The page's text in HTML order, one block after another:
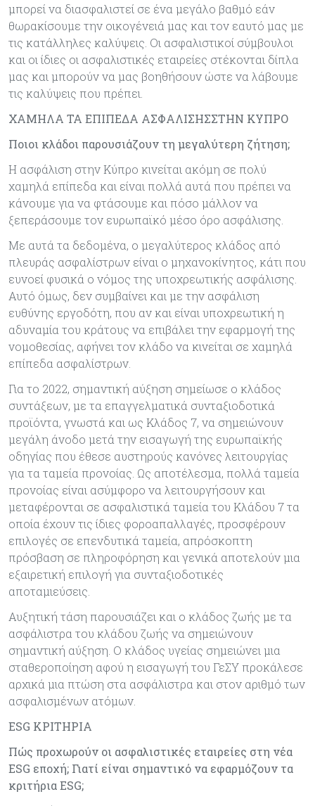
μπορεί να διασφαλιστεί σε ένα μεγάλο βαθμό εάν
θωρακίσουμε την οικογένειά μας και τον εαυτό μας με
τις κατάλληλες καλύψεις. Οι ασφαλιστικοί σύμβουλοι
και οι ίδιες οι ασφαλιστικές εταιρείες στέκονται δίπλα
μας και μπορούν να μας βοηθήσουν ώστε να λάβουμε
τις καλύψεις που πρέπει.
ΧΑΜΗΛΑ ΤΑ ΕΠΙΠΕΔΑ ΑΣΦΑΛΙΣΗΣΣΤΗΝ ΚΥΠΡΟ
Ποιοι κλάδοι παρουσιάζουν τη μεγαλύτερη ζήτηση;
Η ασφάλιση στην Κύπρο κινείται ακόμη σε πολύ
χαμηλά επίπεδα και είναι πολλά αυτά που πρέπει να
κάνουμε για να φτάσουμε και πόσο μάλλον να
ξεπεράσουμε τον ευρωπαϊκό μέσο όρο ασφάλισης.
Με αυτά τα δεδομένα, ο μεγαλύτερος κλάδος από
πλευράς ασφαλίστρων είναι ο μηχανοκίνητος, κάτι που
ευνοεί φυσικά ο νόμος της υποχρεωτικής ασφάλισης.
Αυτό όμως, δεν συμβαίνει και με την ασφάλιση
ευθύνης εργοδότη, που αν και είναι υποχρεωτική η
αδυναμία του κράτους να επιβάλει την εφαρμογή της
νομοθεσίας, αφήνει τον κλάδο να κινείται σε χαμηλά
επίπεδα ασφαλίστρων.
Για το 2022, σημαντική αύξηση σημείωσε ο κλάδος
συντάξεων, με τα επαγγελματικά συνταξιοδοτικά
προϊόντα, γνωστά και ως Κλάδος 7, να σημειώνουν
μεγάλη άνοδο μετά την εισαγωγή της ευρωπαϊκής
οδηγίας που έθεσε αυστηρούς κανόνες λειτουργίας
για τα ταμεία προνοίας. Ως αποτέλεσμα, πολλά ταμεία
προνοίας είναι ασύμφορο να λειτουργήσουν και
μεταφέρονται σε ασφαλιστικά ταμεία του Κλάδου 7 τα
οποία έχουν τις ίδιες φοροαπαλλαγές, προσφέρουν
επιλογές σε επενδυτικά ταμεία, απρόσκοπτη
πρόσβαση σε πληροφόρηση και γενικά αποτελούν μια
εξαιρετική επιλογή για συνταξιοδοτικές
αποταμιεύσεις.
Αυξητική τάση παρουσιάζει και ο κλάδος ζωής με τα
ασφάλιστρα του κλάδου ζωής να σημειώνουν
σημαντική αύξηση. Ο κλάδος υγείας σημειώνει μια
σταθεροποίηση αφού η εισαγωγή του ΓεΣΥ προκάλεσε
αρχικά μια πτώση στα ασφάλιστρα και στον αριθμό των
ασφαλισμένων ατόμων.
ESG ΚΡΙΤΗΡΙΑ
Πώς προχωρούν οι ασφαλιστικές εταιρείες στη νέα
ESG εποχή; Γιατί είναι σημαντικό να εφαρμόζουν τα
κριτήρια ESG;